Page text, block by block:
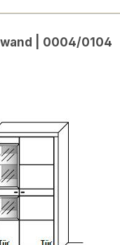
| 0004/0104